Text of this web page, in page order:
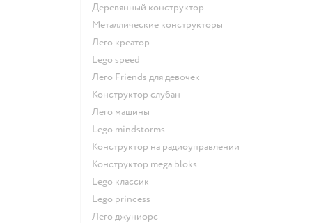
Деревянный конструктор
Металлические конструкторы
Лего креатор
Lego speed
Лего Friends для девочек
Конструктор слубан
Лего машины
Lego mindstorms
Конструктор на радиоуправлении
Конструктор mega bloks
Lego классик
Lego princess
Лего джуниорс